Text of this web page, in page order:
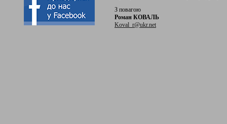
З повагою
Роман КОВАЛЬ
Koval_r@ukr.net